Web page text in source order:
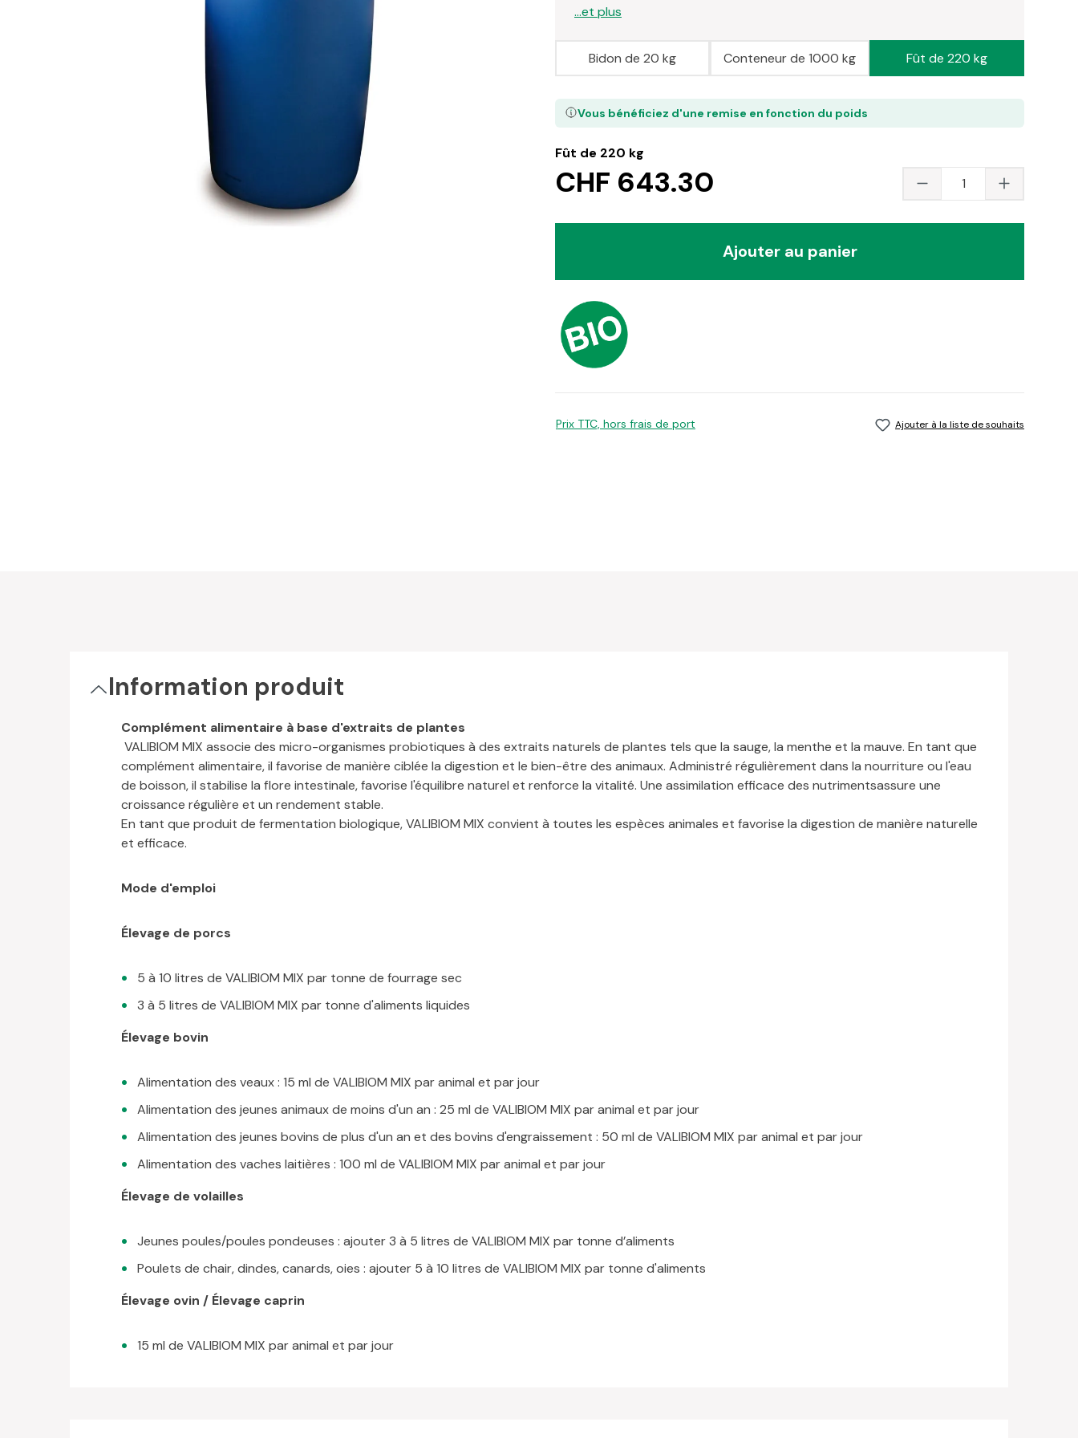
...et plus
Fût de 220 kg
CHF 643.30
Vous bénéficiez d'une remise en fonction du poids
Bidon de 20 kg Conteneur de 1000 kg Fût de 220 kg
Quantité du
Ajouter au panier
Prix TTC, hors frais de port Ajouter à la liste de souhaits
Information produit
Complément alimentaire à base d'extraits de plantes
VALIBIOM MIX associe des micro-organismes probiotiques à des extraits naturels de plantes tels que la sauge, la menthe et la mauve. En tant que
complément alimentaire, il favorise de manière ciblée la digestion et le bien-être des animaux. Administré régulièrement dans la nourriture ou l'eau
de boisson, il stabilise la flore intestinale, favorise l'équilibre naturel et renforce la vitalité. Une assimilation efficace des nutrimentsassure une
croissance régulière et un rendement stable.
En tant que produit de fermentation biologique, VALIBIOM MIX convient à toutes les espèces animales et favorise la digestion de manière naturelle
et efficace.
Mode d'emploi
Élevage de porcs
5 à 10 litres de VALIBIOM MIX par tonne de fourrage sec
3 à 5 litres de VALIBIOM MIX par tonne d'aliments liquides
Élevage bovin
Alimentation des veaux : 15 ml de VALIBIOM MIX par animal et par jour
Alimentation des jeunes animaux de moins d'un an : 25 ml de VALIBIOM MIX par animal et par jour
Alimentation des jeunes bovins de plus d'un an et des bovins d'engraissement : 50 ml de VALIBIOM MIX par animal et par jour
Alimentation des vaches laitières : 100 ml de VALIBIOM MIX par animal et par jour
Élevage de volailles
Jeunes poules/poules pondeuses : ajouter 3 à 5 litres de VALIBIOM MIX par tonne d’aliments
Poulets de chair, dindes, canards, oies : ajouter 5 à 10 litres de VALIBIOM MIX par tonne d'aliments
Élevage ovin / Élevage caprin
15 ml de VALIBIOM MIX par animal et par jour